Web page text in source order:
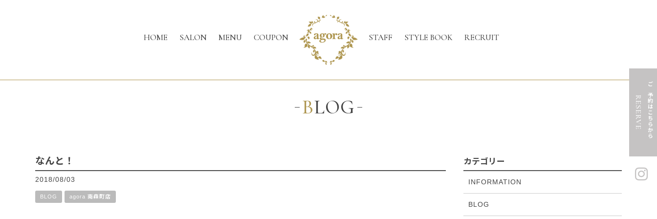
HOME SALON MENU COUPON STAFF STYLE BOOK RECRUIT
ご予約はこちらから
RESERVE
BLOG
なんと！
2018/08/03
BLOG agora 南森町店
カテゴリー
INFORMATION
BLOG